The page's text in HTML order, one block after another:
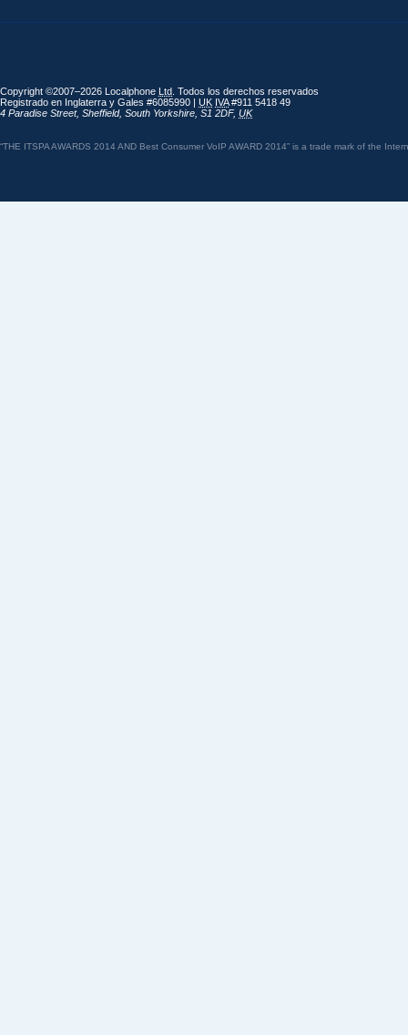
Copyright ©2007–2026 Localphone Ltd . Todos los derechos reservados
Registrado en Inglaterra y Gales #6085990 | UK IVA#911 5418 49
4 Paradise Street, Sheffield, South Yorkshire S1 2DF, UK
“THE ITSPA AWARDS 2014 AND Best Consumer VoIP AWARD 2014” is a trade mark of the